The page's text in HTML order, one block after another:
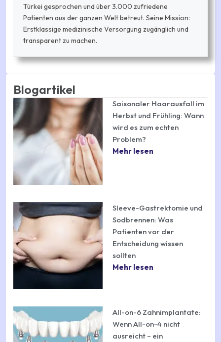
Türkei gesprochen und über 3.000 zufriedene
Patienten aus der ganzen Welt betreut. Seine Mission:
Erstklassige medizinische Versorgung zugänglich und
transparent zu machen.
Blogartikel
Saisonaler Haarausfall im
Herbst und Frühling: Wann
wird es zum echten
Problem?
Mehr lesen
Sleeve-Gastrektomie und
Sodbrennen: Was
Patienten vor der
Entscheidung wissen
sollten
Mehr lesen
All-on-6 Zahnimplantate:
Wenn All-on-4 nicht
ausreicht – ein